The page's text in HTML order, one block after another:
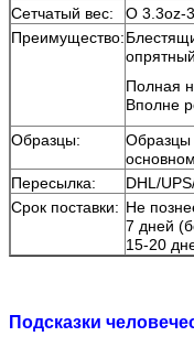
Сетчатый вес:
О 3.3oz-
Преимущество:
опрятный.
Полная
Вполне
Образцы:
Образцы
Пересылка:
DHL/
Срок поставки: Не
7 дней
15-20
Подсказки